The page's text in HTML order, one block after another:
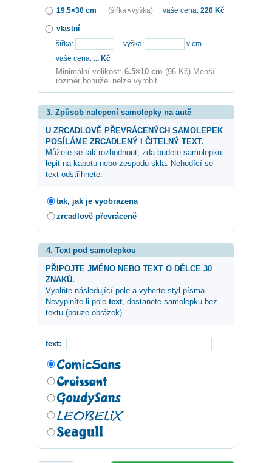
19,5×30 cm
(šířka × výška) vaše cena: 220 Kč
vlastní
šířka:
výška:
v cm
vaše cena: ... Kč
Minimální velikost: 6.5×10 cm (96 Kč) Menší
rozměr bohužel nelze vyrobit.
3. Způsob nalepení samolepky na autě
U ZRCADLOVĚ PŘEVRÁCENÝCH SAMOLEPEK
POSÍLÁME ZRCADLENÝ I ČITELNÝ TEXT.
Můžete se tak rozhodnout, zda budete samolepku
lepit na kapotu nebo zespodu skla. Nehodící se
text odstřihnete.
tak, jak je vyobrazena
zrcadlově převráceně
4. Text pod samolepkou
PŘIPOJTE JMÉNO NEBO TEXT O DÉLCE 30
ZNAKŮ.
Vyplňte následující pole a vyberte styl písma.
Nevyplníte-li pole text, dostanete samolepku bez
textu (pouze obrázek).
text: